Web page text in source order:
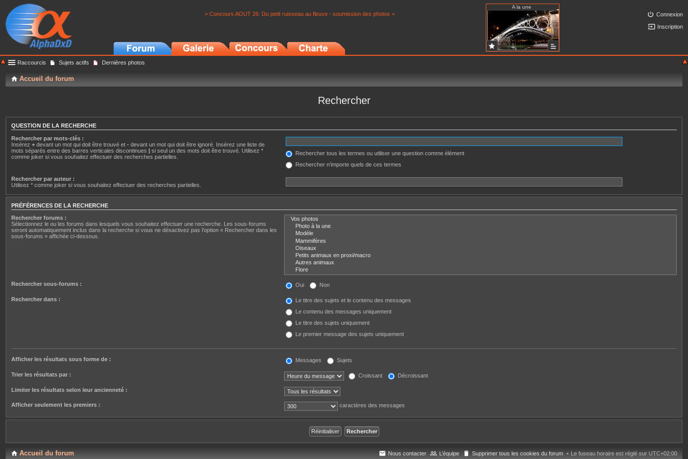
> Concours AOUT 26: Du petit ruisseau au fleuve - soumission des photos <
A la une
Connexion
Inscription
Raccourcis Sujets actifs Dernières photos
Accueil du forum
Rechercher
QUESTION DE LA RECHERCHE
Rechercher par mots-clés :
Insérez + devant un mot qui doit être trouvé et - devant un mot qui doit être ignoré. Insérez une liste de
mots séparés entre des barres verticales discontinues | si seul un des mots doit être trouvé. Utilisez *
comme joker si vous souhaitez effectuer des recherches partielles.
Rechercher tous les termes ou utiliser une question comme élément
Rechercher n’importe quels de ces termes
Rechercher par auteur :
Utilisez * comme joker si vous souhaitez effectuer des recherches partielles.
PRÉFÉRENCES DE LA RECHERCHE
Rechercher forums :
Sélectionnez le ou les forums dans lesquels vous souhaitez effectuer une recherche. Les sous-forums
seront automatiquement inclus dans la recherche si vous ne désactivez pas l’option « Rechercher dans les
sous-forums » affichée ci-dessous.
Rechercher sous-forums : Oui Non
Rechercher dans :
Le titre des sujets et le contenu des messages
Le contenu des messages uniquement
Le titre des sujets uniquement
Le premier message des sujets uniquement
Afficher les résultats sous forme de : Messages Sujets
Trier les résultats par : Croissant Décroissant
Limiter les résultats selon leur ancienneté :
Afficher seulement les premiers : caractères des messages
Accueil du forum Le fuseau horaire est réglé sur UTC+02:00
Supprimer tous les cookies du forum
L’équipe
Nous contacter